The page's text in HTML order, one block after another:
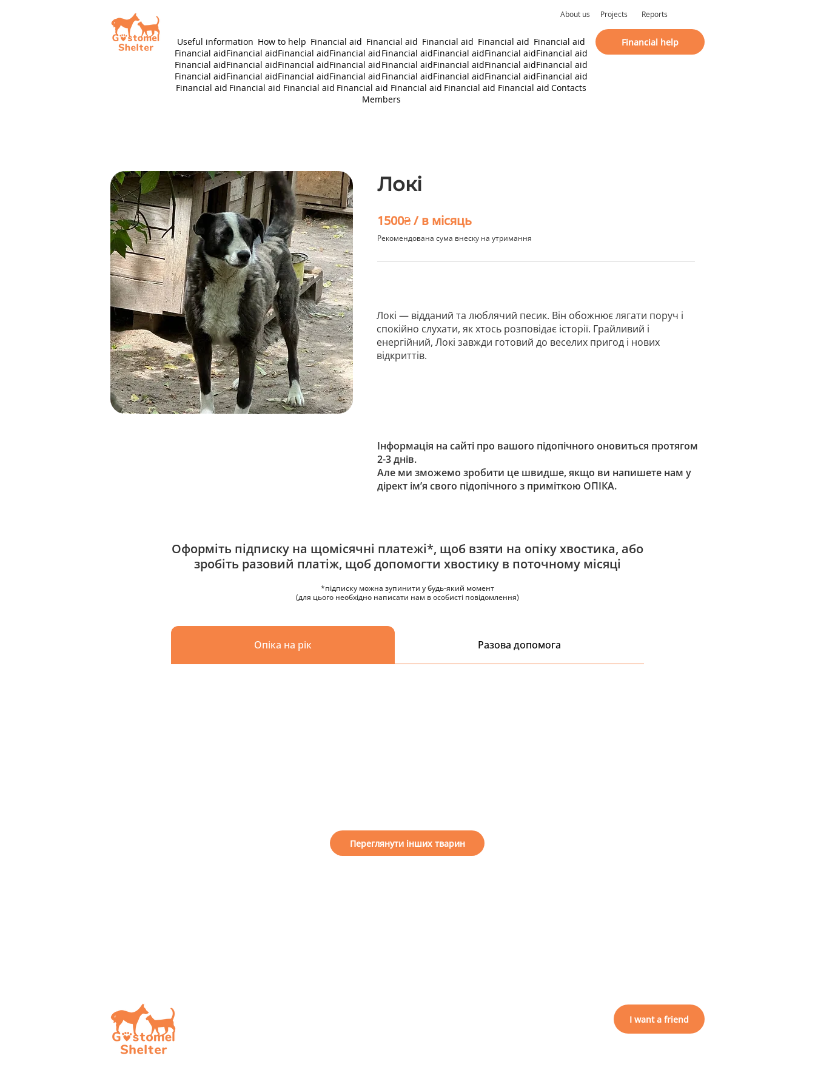
About us Projects Reports
Useful information How to help Financial aid Financial aid Financial aid Financial aid Financial aid
Financial aidFinancial aidFinancial aidFinancial aidFinancial aidFinancial aidFinancial aidFinancial aid
Financial aidFinancial aidFinancial aidFinancial aidFinancial aidFinancial aidFinancial aidFinancial aid
Financial aidFinancial aidFinancial aidFinancial aidFinancial aidFinancial aidFinancial aidFinancial aid
Financial aid Financial aid Financial aid Financial aid Financial aid Financial aid Financial aid Contacts
Members
Financial help
Локі
1500₴ / в місяць
Рекомендована сума внеску на утримання
Інформація на сайті про вашого підопічного оновиться протягом
2-3 днів.
Але ми зможемо зробити це швидше, якщо ви напишете нам у
дірект ім’я свого підопічного з приміткою ОПІКА.
Локі — відданий та люблячий песик. Він обожнює лягати поруч і
спокійно слухати, як хтось розповідає історії. Грайливий і
енергійний, Локі завжди готовий до веселих пригод і нових
відкриттів.
Оформіть підписку на щомісячні платежі*, щоб взяти на опіку хвостика, або
зробіть разовий платіж, щоб допомогти хвостику в поточному місяці
*підписку можна зупинити у будь-який момент
(для цього необхідно написати нам в особисті повідомлення)
Опіка на рік Разова допомога
Переглянути інших тварин
I want a friend